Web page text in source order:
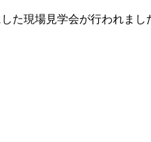
た現場見学会が行われま